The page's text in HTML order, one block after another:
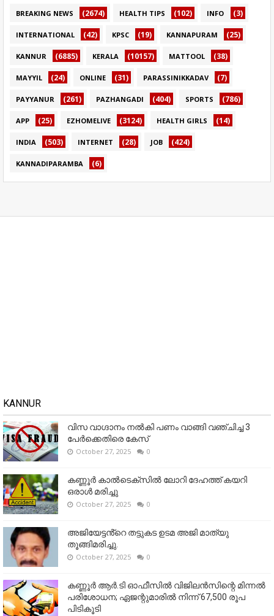
BREAKING NEWS (2674) HEALTH TIPS (102) INFO (3)
INTERNATIONAL (42) KPSC (19) KANNAPURAM (25)
KANNUR (6885) KERALA (10157) MATTOOL (38)
MAYYIL (24) ONLINE (31) PARASSINIKKADAV (7)
PAYYANUR (261) PAZHANGADI (404) SPORTS (786)
APP (25) EZHOMELIVE (3124) HEALTH GIRLS (14)
INDIA (503) INTERNET (28) JOB (424)
KANNADIPARAMBA (6)
KANNUR
വിസ വാഗ്ദാനം നൽകി പണം വാങ്ങി വഞ്ചിച്ച 3
പേർക്കെതിരെ കേസ്
October 27, 2025 0
കണ്ണൂര്‍ കാല്‍ടെക്‌സില്‍ ലോറി ദേഹത്ത് കയറി
ഒരാള്‍ മരിച്ചു
October 27, 2025 0
അജിയേട്ടൻ്റെ തട്ടുകട ഉടമ അജി മാത്യു
തൂങ്ങിമരിച്ചു.
October 27, 2025 0
കണ്ണൂര്‍ ആര്‍.ടി ഓഫീസില്‍ വിജിലൻസിന്റെ മിന്നല്‍
പരിശോധന; ഏജന്റുമാരില്‍ നിന്ന് 67,500 രൂപ
പിടികൂടി